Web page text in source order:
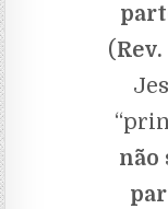
(Rev.
não